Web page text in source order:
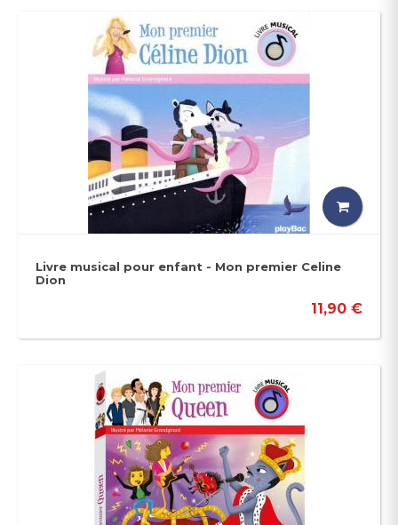
Livre musical pour enfant - Mon premier Celine
Dion
11,90 €